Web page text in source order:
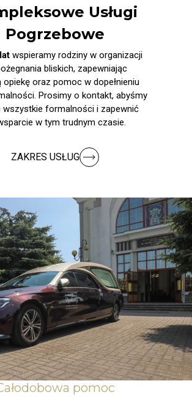
Usługi
Pogrzebowe
wspieramy rodziny w organizacji
bliskich, zapewniając
oraz pomoc w dopełnieniu
Prosimy o kontakt, abyśmy
wszystkie formalności i zapewnić
w tym trudnym czasie.
ZAKRES USŁUG
pomoc